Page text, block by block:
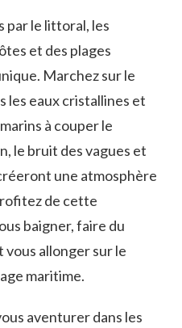
par le littoral,⁣ les
et des plages
Marchez sur le
les eaux cristallines et
à‌ couper le
le bruit des vagues et
une atmosphère
de cette
baigner, faire du
vous ‌allonger sur le
maritime.
aventurer dans les